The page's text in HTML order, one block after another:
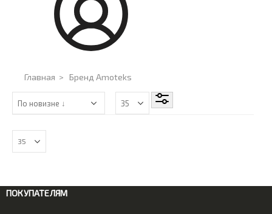
Главная > Бренд Amoteks
ПОКУПАТЕЛЯМ